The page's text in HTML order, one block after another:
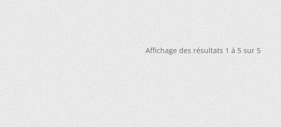
Affichage des résultats 1 à 5 sur 5